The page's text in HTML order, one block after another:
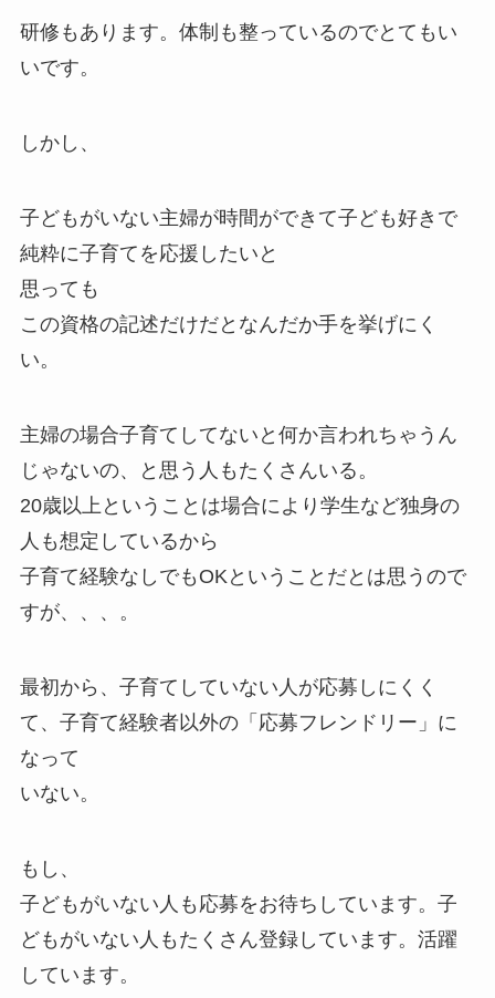
研修もあります。体制も整っているのでとてもい
いです。
しかし、
子どもがいない主婦が時間ができて子ども好きで
純粋に子育てを応援したいと
思っても
この資格の記述だけだとなんだか手を挙げにく
い。
主婦の場合子育てしてないと何か言われちゃうん
じゃないの、と思う人もたくさんいる。
20歳以上ということは場合により学生など独身の
人も想定しているから
子育て経験なしでもOKということだとは思うので
すが、、、。
最初から、子育てしていない人が応募しにくく
て、子育て経験者以外の「応募フレンドリー」に
なって
いない。
もし、
子どもがいない人も応募をお待ちしています。子
どもがいない人もたくさん登録しています。活躍
しています。